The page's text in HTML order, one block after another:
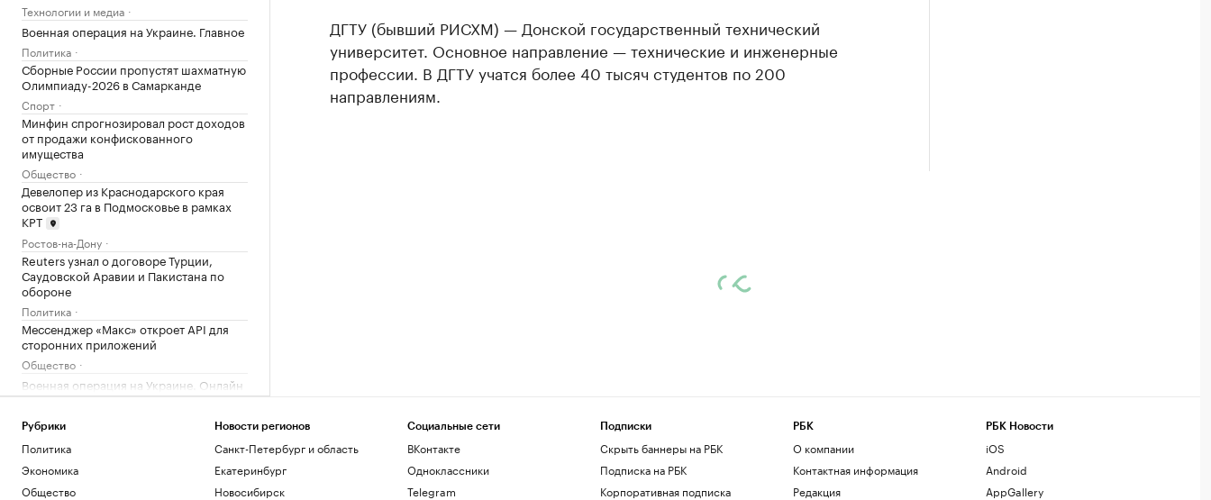
Технологии и медиа
Военная операция на Украине. Главное
Политика
Сборные России пропустят шахматную
Олимпиаду-2026 в Самарканде
Спорт
Минфин спрогнозировал рост доходов
от продажи конфискованного
имущества
Общество
Девелопер из Краснодарского края
освоит 23 га в Подмосковье в рамках
КРТ
Ростов-на-Дону
Reuters узнал о договоре Турции,
Саудовской Аравии и Пакистана по
обороне
Политика
Мессенджер «Макс» откроет API для
сторонних приложений
Общество
Военная операция на Украине. Онлайн
«Внуково» стало владельцем 25% в
управляющей компании Домодедово
Бизнес
Пляжи, замки, марципан: гастрогид по
Калининградской области
ДГТУ (бывший РИСХМ) — Донской государственный технический
университет. Основное направление — технические и инженерные
профессии. В ДГТУ учатся более 40 тысяч студентов по 200
направлениям.
Рубрики
Политика
Экономика
Общество
Новости регионов
Санкт-Петербург и область
Екатеринбург
Новосибирск
Социальные сети
ВКонтакте
Одноклассники
Telegram
Подписки
Скрыть баннеры на РБК
Подписка на РБК
Корпоративная подписка
РБК
О компании
Контактная информация
Редакция
РБК Новости
iOS
Android
AppGallery